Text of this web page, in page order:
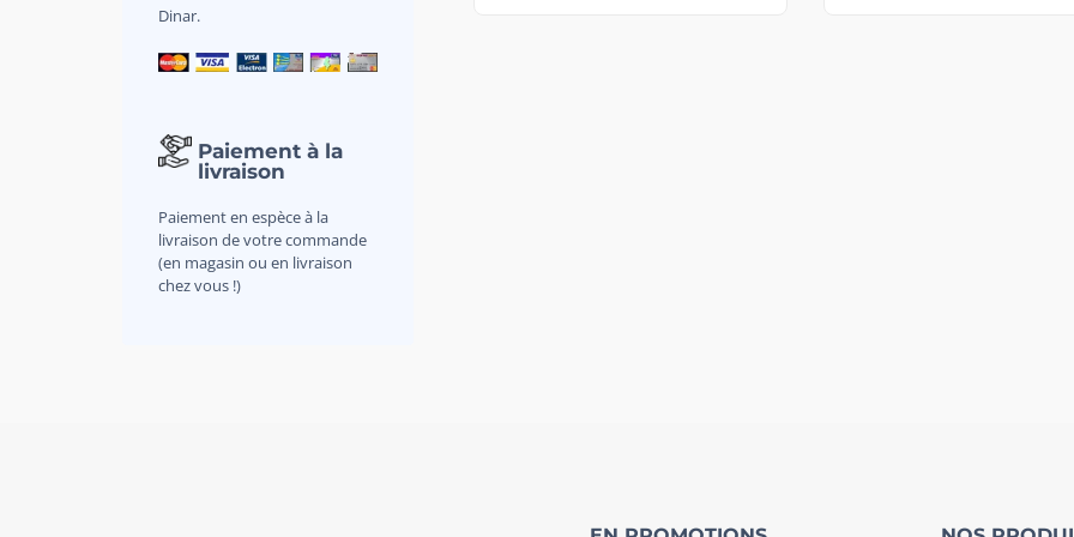
Dinar.
Paiement à la
livraison
Paiement en espèce à la
livraison de votre commande
(en magasin ou en livraison
chez vous !)